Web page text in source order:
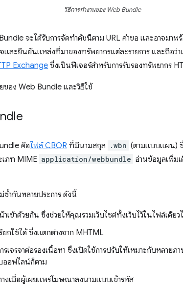
วิธีการทำงานของ Web Bundle
จะได้รับการจัดทำดัชนีตาม URL คำขอ และอาจมา
ใจและยืนยันแหล่งที่มาของทรัพยากรแต่ละรายการ และถือว่
Exchange ซึ่งเป็นฟีเจอร์สำหรับการรับรองทรัพยากร
ของ Web Bundle และวิธีใช้
คือไฟล์ CBOR ที่มีนามสกุล .wbn (ตามแบบแผน)
ภท MIME application/webbundle อ่านข้อมูลเพิ่ม
ำกันหลายประการ ดังนี้
เข้าด้วยกัน ซึ่งช่วยให้คุณรวมเว็บไซต์ทั้งเว็บไว้ในไฟล์เดียว
กใช้ได้ ซึ่งแตกต่างจาก MHTML
รเจรจาต่อรองเนื้อหา ซึ่งเปิดใช้การปรับให้เหมาะกับหลายภ
ออฟไลน์ก็ตาม
งเมื่อผู้เผยแพร่โฆษณาลงนามแบบเข้ารหัส